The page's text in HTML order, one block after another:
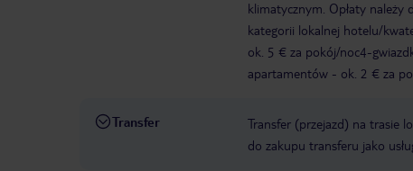
klimatycznym. Opłaty należy
kategorii lokalnej hotelu/
ok. 5 € za pokój/noc4-
apartamentów - ok. 2 € za
Transfer
Transfer (przejazd) na trasie
do zakupu transferu jako